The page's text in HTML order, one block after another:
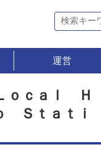
運営
ｏｃａｌ Ｈ
Ｓｔａｔｉ